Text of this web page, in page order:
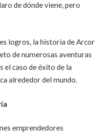
de dónde viene, pero
logros, la historia de Arcor
de numerosas aventuras
el caso de éxito de la
alrededor del mundo.
emprendedores